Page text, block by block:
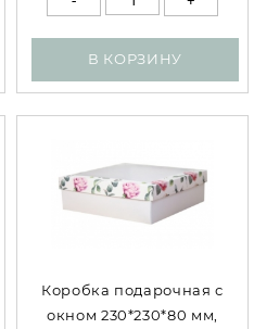
В КОРЗИНУ
Коробка подарочная с
окном 230*230*80 мм,